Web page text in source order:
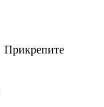
Прикрепите